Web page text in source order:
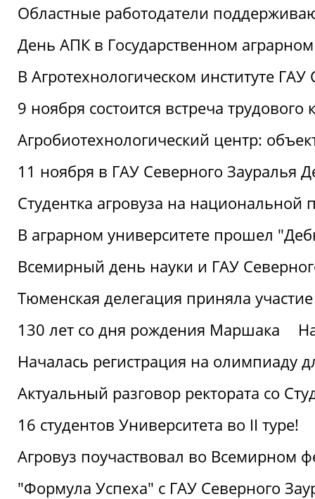
Областные работодатели
День АПК в Государственном
В Агротехнологическом институте
9 ноября состоится встреча трудового
Агробиотехнологический центр:
11 ноября в ГАУ Северного Зауралья
Студентка агровуза на национальной
В аграрном университете прошел
Всемирный день науки и ГАУ
Тюменская делегация приняла
130 лет со дня рождения Маршака
Началась регистрация на олимпиаду
Актуальный разговор ректората со
16 студентов Университета во II туре!
Агровуз поучаствовал во Всемирном
"Формула Успеха" с ГАУ Северного